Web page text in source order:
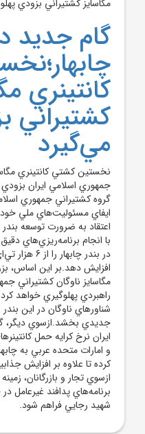
گام جديد
کانتينري
کشتيراني
مي‌گيرد
نخستين کشتي کانتينري
جمهوري اسلامي ايران
گروه کشتيراني جمهوري
ايفاي مسئوليت‌هاي ملي
با انجام برنامه‌ريزي‌هاي
افزايش دهد.بر اين اساس،
مگاسايز ناوگان کشتيراني
راهبردي پهلوگيري خواهد
شناورهاي ناوگان در اين
جديدي بخشد.ازسوي ديگر،
ايران نرخ کرايه حمل
و امارات متحده عربي به
کرده تا علاوه بر افزايش
ازسوي تجار و بازرگانان،
برنامه‌هاي پدافند غيرعامل
شهيد رجايي فراهم شود.